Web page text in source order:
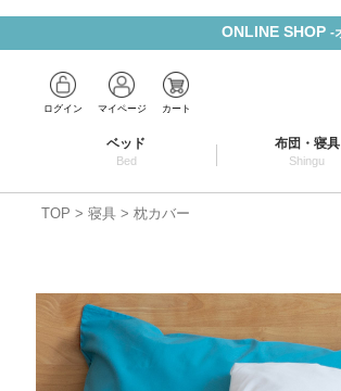
ONLINE SHOP -
ログイン マイページ カート
ベッド
Bed
布団・寝具
Shingu
TOP 寝具 枕カバー